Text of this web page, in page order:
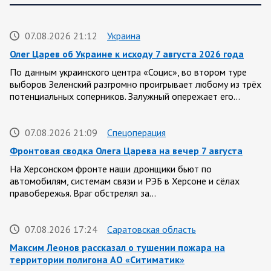
07.08.2026 21:12
Украина
Олег Царев об Украине к исходу 7 августа 2026 года
По данным украинского центра «Социс», во втором туре
выборов Зеленский разгромно проигрывает любому из трёх
потенциальных соперников. Залужный опережает его…
07.08.2026 21:09
Спецоперация
Фронтовая сводка Олега Царева на вечер 7 августа
На Херсонском фронте наши дронщики бьют по
автомобилям, системам связи и РЭБ в Херсоне и сёлах
правобережья. Враг обстрелял за…
07.08.2026 17:24
Саратовская область
Максим Леонов рассказал о тушении пожара на
территории полигона АО «Ситиматик»